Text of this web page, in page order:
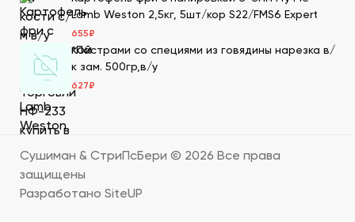
Большой выбор товаров для суши высокого
качества, которые мы получаем по прямым
поставкам. Мы дорожим репутацией и заботимся о
клиентах, поэтому тщательно отбираем
поставщиков продуктов для суши, которые
описание каждого продукта, как его готовить,
цены. Также здесь можно сделать онлайн-заказ –
положить в корзину нужно количество.
В ДНР продукты для суши оптом продаются в
Lamb Weston 2,5кг, 5шт/кор S22/FMS6 Expert
655₽
*Пастрами со специями из говядины нарезка в/
к зам. 500гр,в/у
627₽
Сушиман & СтриПсБери © 2026 Все права
защищены
Разработано SiteUP